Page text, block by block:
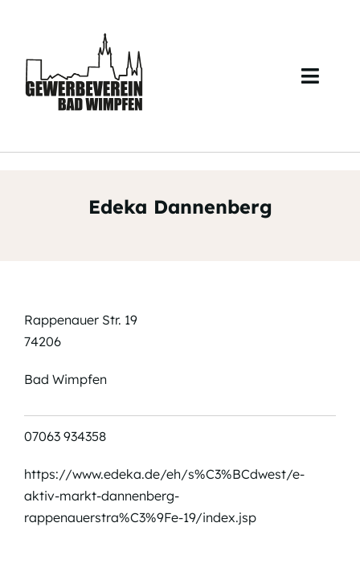
Kontakt
Edeka Dannenberg
Rappenauer Str. 19
74206
Bad Wimpfen
07063 934358
https://www.edeka.de/eh/s%C3%BCdwest/e-
aktiv-markt-dannenberg-
rappenauerstra%C3%9Fe-19/index.jsp